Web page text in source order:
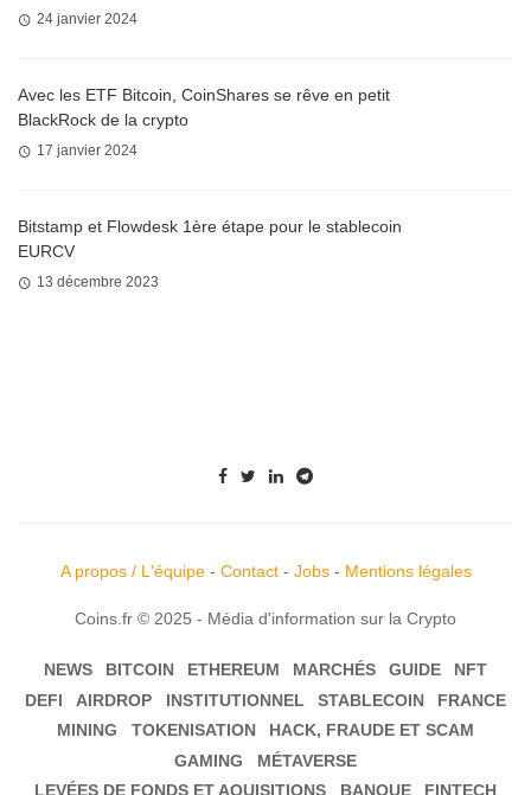
24 janvier 2024
Avec les ETF Bitcoin, CoinShares se rêve en petit
BlackRock de la crypto
17 janvier 2024
Bitstamp et Flowdesk 1ère étape pour le stablecoin
EURCV
13 décembre 2023
A propos / L'équipe- Contact- Jobs- Mentions légales
Coins.fr © 2025 - Média d'information sur la Crypto
NEWS BITCOIN ETHEREUM MARCHÉS GUIDE
NFT
DEFI
AIRDROP INSTITUTIONNEL STABLECOIN
FRANCE
MINING
TOKENISATION
HACK, FRAUDE ET SCAM
GAMING
MÉTAVERSE
LEVÉES DE FONDS ET AQUISITIONS
BANQUE FINTECH